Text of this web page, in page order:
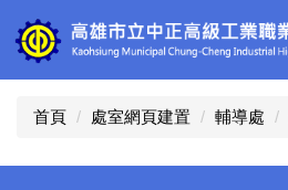
到
主
區
首頁 處室網頁建置 輔導處